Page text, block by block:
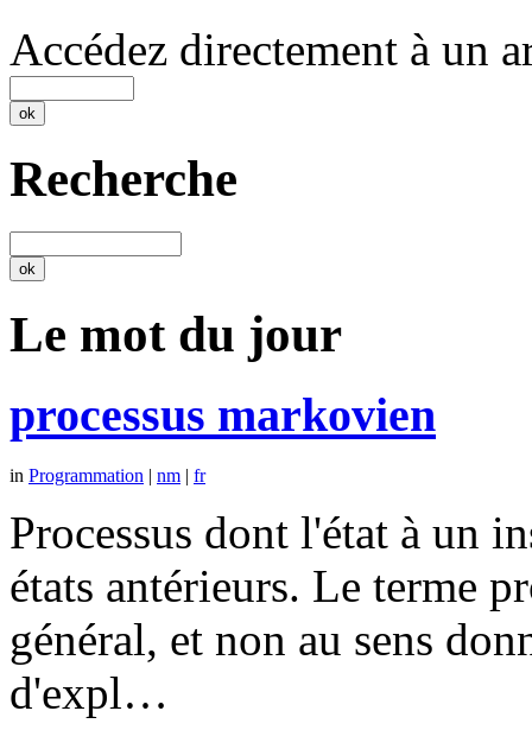
Accédez directement à un
Recherche
Le mot du jour
processus markovien
in Programmation | nm | fr
Processus dont l'état à un
états antérieurs. Le terme
général, et non au sens
d'expl…